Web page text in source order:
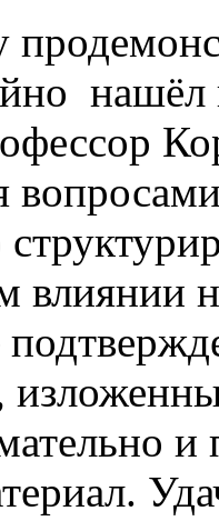
нашёл
влиянии
и